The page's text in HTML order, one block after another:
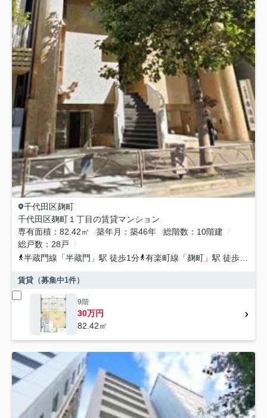
千代田区麹町
千代田区麹町１丁目の賃貸マンション
専有面積
82.42㎡ 築年月 築46年 総階数
10階建
総戸数
28戸
半蔵門線 「半蔵門 」駅 徒歩1分 有楽町線 「麹町 」駅 徒歩5分
賃貸（募集中1件）
9階
30万円
82.42㎡